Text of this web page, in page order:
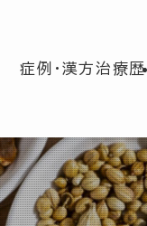
症例・漢方治療歴